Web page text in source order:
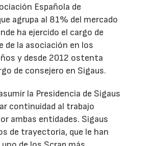
Española de
agrupa al 81% del mercado
ha ejercido el cargo de
de la asociación en los
y desde 2012 ostenta
de consejero en Sigaus.
la Presidencia de Sigaus
continuidad al trabajo
ambas entidades. Sigaus
de trayectoria, que le han